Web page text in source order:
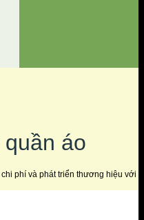
áo
phí và phát triển thương hiệu với